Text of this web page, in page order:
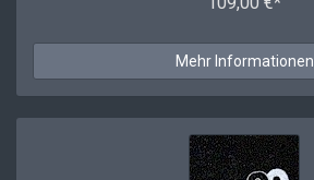
Mehr Informationen